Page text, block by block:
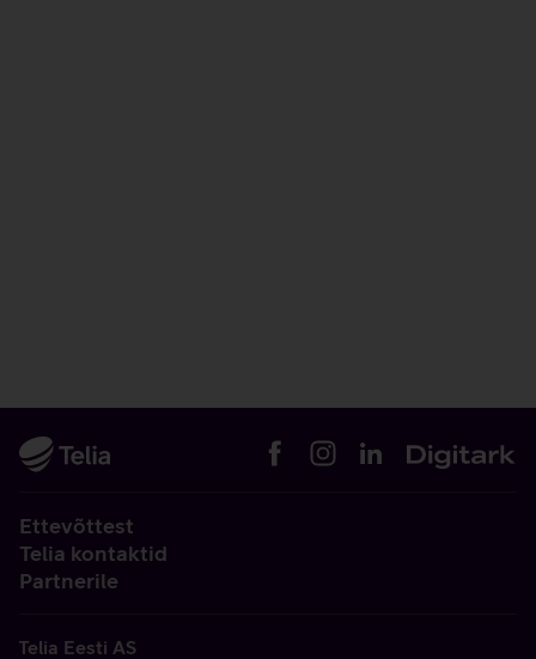
Ettevõttest
Telia kontaktid
Partnerile
Telia Eesti AS